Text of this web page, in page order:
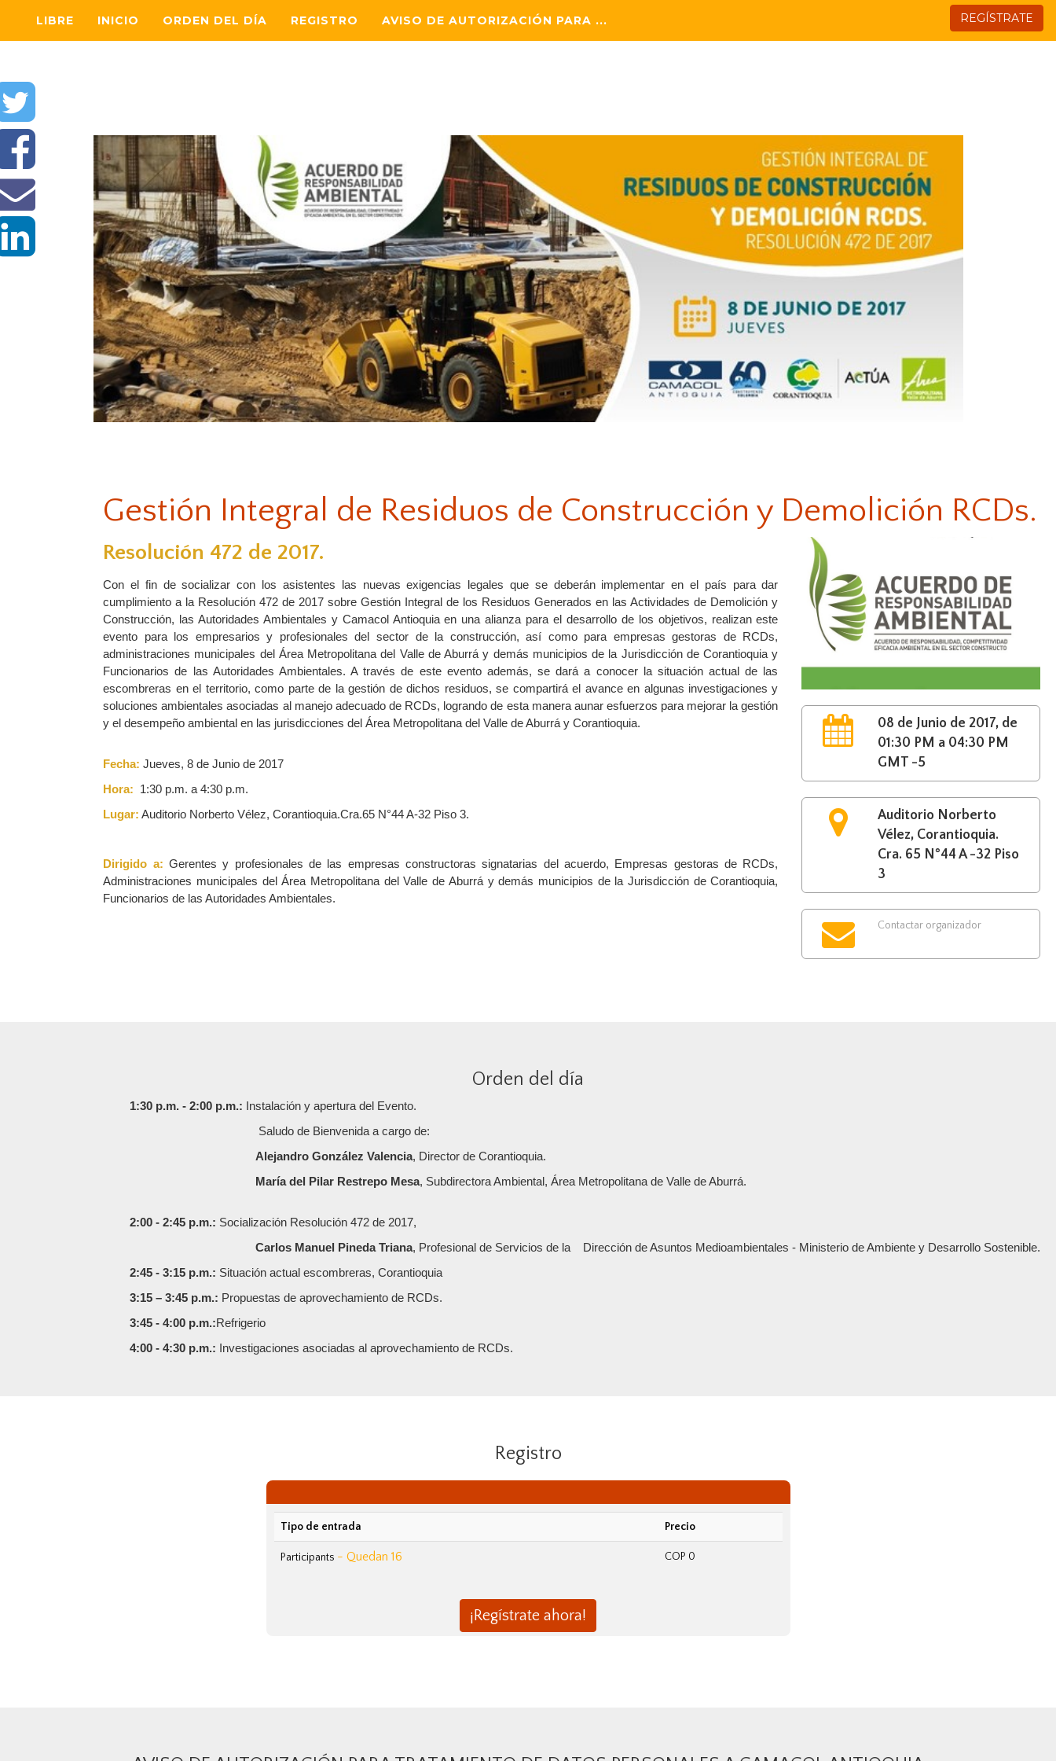
LIBRE INICIO ORDEN DEL DÍA REGISTRO AVISO DE AUTORIZACIÓN PARA ... REGÍSTRATE
Gestión Integral de Residuos de Construcción y Demolición RCDs.
Resolución 472 de 2017.
Con el fin de socializar con los asistentes las nuevas exigencias legales que se deberán implementar en el país para dar
cumplimiento a la Resolución 472 de 2017 sobre Gestión Integral de los Residuos Generados en las Actividades de Demolición y
Construcción, las Autoridades Ambientales y Camacol Antioquia en una alianza para el desarrollo de los objetivos, realizan este
evento para los empresarios y profesionales del sector de la construcción, así como para empresas gestoras de RCDs,
administraciones municipales del Área Metropolitana del Valle de Aburrá y demás municipios de la Jurisdicción de Corantioquia y
Funcionarios de las Autoridades Ambientales. A través de este evento además, se dará a conocer la situación actual de las
escombreras en el territorio, como parte de la gestión de dichos residuos, se compartirá el avance en algunas investigaciones y
soluciones ambientales asociadas al manejo adecuado de RCDs, logrando de esta manera aunar esfuerzos para mejorar la gestión
y el desempeño ambiental en las jurisdicciones del Área Metropolitana del Valle de Aburrá y Corantioquia.
Fecha: Jueves, 8 de Junio de 2017
Hora: 1:30 p.m. a 4:30 p.m.
Lugar: Auditorio Norberto Vélez, Corantioquia.Cra.65 N°44 A-32 Piso 3.
Dirigido a: Gerentes y profesionales de las empresas constructoras signatarias del acuerdo, Empresas gestoras de RCDs,
Administraciones municipales del Área Metropolitana del Valle de Aburrá y demás municipios de la Jurisdicción de Corantioquia,
Funcionarios de las Autoridades Ambientales.
08 de Junio de 2017, de
01:30 PM a 04:30 PM
GMT -5
Auditorio Norberto
Vélez, Corantioquia.
Cra. 65 N°44 A -32 Piso
3
Contactar organizador
Orden del día
1:30 p.m. - 2:00 p.m.: Instalación y apertura del Evento.
Saludo de Bienvenida a cargo de:
Alejandro González Valencia, Director de Corantioquia.
María del Pilar Restrepo Mesa, Subdirectora Ambiental, Área Metropolitana de Valle de Aburrá.
2:00 - 2:45 p.m.: Socialización Resolución 472 de 2017,
Carlos Manuel Pineda Triana, Profesional de Servicios de la Dirección de Asuntos Medioambientales - ‎Ministerio de Ambiente y Desarrollo Sostenible.
2:45 - 3:15 p.m.: Situación actual escombreras, Corantioquia
3:15 – 3:45 p.m.: Propuestas de aprovechamiento de RCDs.
3:45 - 4:00 p.m.:Refrigerio
4:00 - 4:30 p.m.: Investigaciones asociadas al aprovechamiento de RCDs.
Registro
Tipo de entrada Precio
Participants - Quedan 16 COP 0
¡Regístrate ahora!